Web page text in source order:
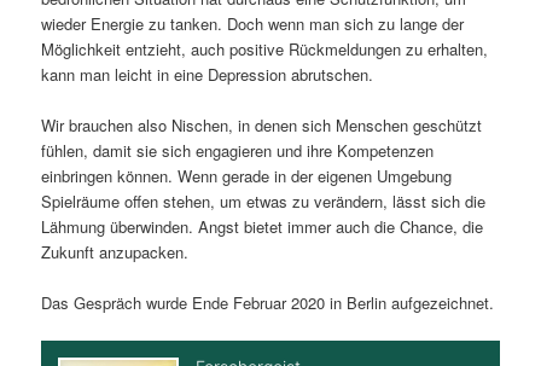
n
wieder Energie zu tanken. Doch wenn man sich zu lange der
Möglichkeit entzieht, auch positive Rückmeldungen zu erhalten,
kann man leicht in eine Depression abrutschen.
Wir brauchen also Nischen, in denen sich Menschen geschützt
fühlen, damit sie sich engagieren und ihre Kompetenzen
einbringen können. Wenn gerade in der eigenen Umgebung
Spielräume offen stehen, um etwas zu verändern, lässt sich die
Lähmung überwinden. Angst bietet immer auch die Chance, die
Zukunft anzupacken.
Das Gespräch wurde Ende Februar 2020 in Berlin aufgezeichnet.